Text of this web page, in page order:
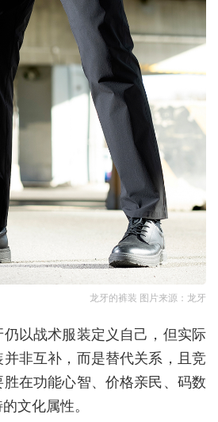
龙牙的裤装 图片来源：龙牙
以战术服装定义自己，但实际
非互补，而是替代关系，且竞
在功能心智、价格亲民、码数
文化属性。